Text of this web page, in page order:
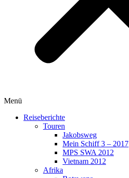
Menü
Reiseberichte
Touren
Jakobsweg
Mein Schiff 3 – 2017
MPS SWA 2012
Vietnam 2012
Afrika